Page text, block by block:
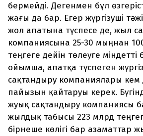
бермейді. Дегенмен бұл
жағы да бар. Егер жүргізуші
жол апатына түспесе де, жыл
компаниясына 25-30 мыңнан
теңгеге дейін төлеуге
ойымша, апатқа түспеген
сақтандыру компаниялары кем
пайызын қайтаруы керек.
жуық сақтандыру компаниясы
жылдық табысы 223 млрд
бірнеше көлігі бар азаматтар